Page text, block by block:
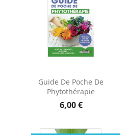
Guide De Poche De
Phytothérapie
6,00 €